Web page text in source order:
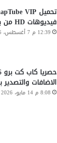
فيديوهات HD من يوتيوب 2026
12:39 م 7 أغسطس، 2026
الاضافات
8:08 م 14 مايو، 2026